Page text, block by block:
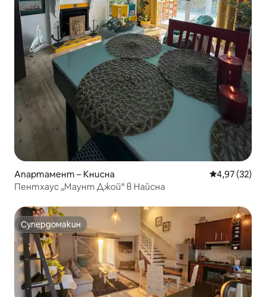
Апартамент – Книсна Средна
4,97 (32)
Пентхаус „Маунт Джой“ в Найсна
Супердомакин
Супердомакин